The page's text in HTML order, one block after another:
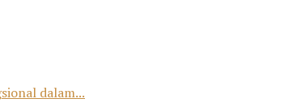
dalam...